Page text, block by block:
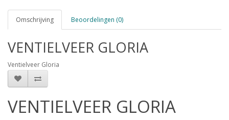
Omschrijving Beoordelingen (0)
VENTIELVEER GLORIA
Ventielveer Gloria
VENTIELVEER GLORIA